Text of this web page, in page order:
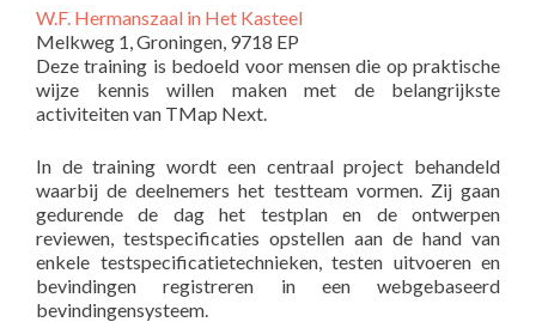
W.F. Hermanszaal in Het Kasteel
Melkweg 1, Groningen, 9718 EP
Deze training is bedoeld voor mensen die op praktische
wijze kennis willen maken met de belangrijkste
activiteiten van TMap Next.
In de training wordt een centraal project behandeld
waarbij de deelnemers het testteam vormen. Zij gaan
gedurende de dag het testplan en de ontwerpen
reviewen, testspecificaties opstellen aan de hand van
enkele testspecificatietechnieken, testen uitvoeren en
bevindingen registreren in een webgebaseerd
bevindingensysteem.